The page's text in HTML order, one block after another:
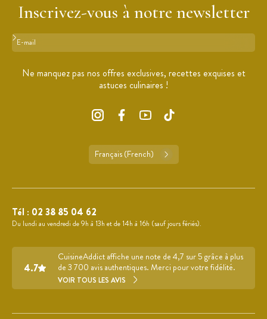
Inscrivez-vous à notre newsletter
Format : adresse@email.com
Ne manquez pas nos offres exclusives, recettes exquises et
astuces culinaires !
Français (French)
Tél : 02 38 85 04 62
Du lundi au vendredi de 9h à 13h et de 14h à 16h (sauf jours fériés).
4.7
CuisineAddict affiche une note de 4,7 sur 5 grâce à plus
de 3 700 avis authentiques. Merci pour votre fidélité.
VOIR TOUS LES AVIS